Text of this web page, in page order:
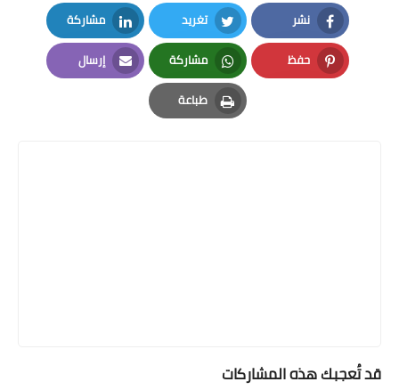
نشر
Facebook
تغريد
Twitter
مشاركة
LinkedIn
حفظ
Pinterest
مشاركة
Whatsapp
إرسال
Email
طباعة
Print
قد تُعجبك هذه المشاركات